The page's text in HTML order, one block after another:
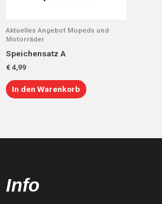
Aktuelles Angebot Mopeds und
Motorräder
Speichensatz A
€ 4,99
In den Warenkorb
Info